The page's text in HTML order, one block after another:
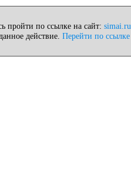
пройти по ссылке на сайт: simai.ru
действие. Перейти по ссылке